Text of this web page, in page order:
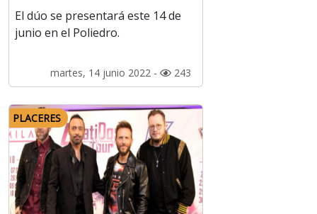
El dúo se presentará este 14 de
junio en el Poliedro.
martes, 14 junio 2022 - 243
PLACERES